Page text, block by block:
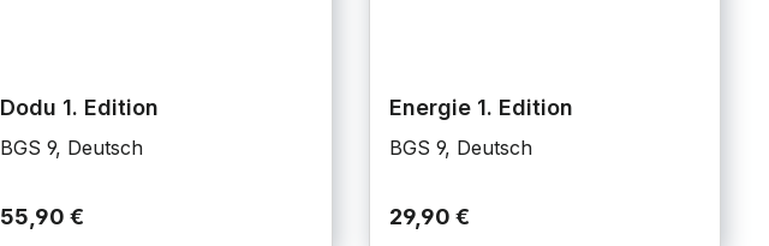
Dodu 1. Edition
BGS 9, Deutsch
55,90 €
Energie 1. Edition
BGS 9, Deutsch
29,90 €